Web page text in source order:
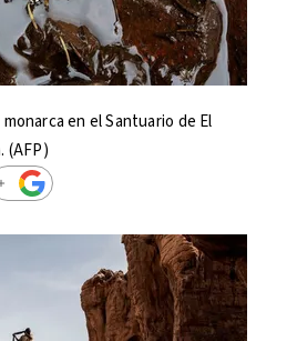
en el Santuario de El
(AFP)